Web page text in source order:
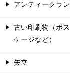
アンティークラン
古い印刷物（ポ
ケージなど）
矢立